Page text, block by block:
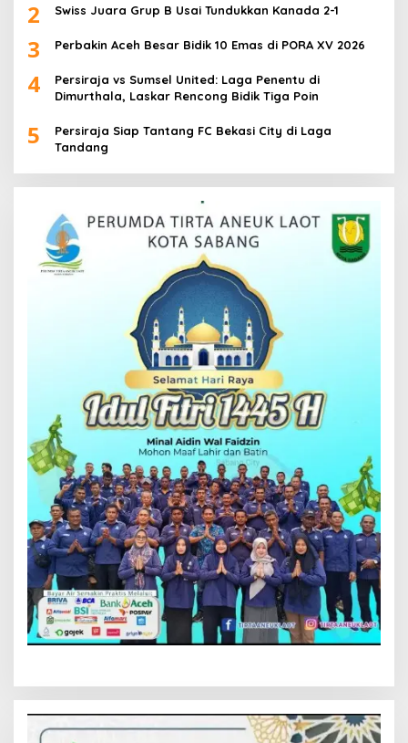
2 Swiss Juara Grup B Usai Tundukkan Kanada 2-1
3 Perbakin Aceh Besar Bidik 10 Emas di PORA XV 2026
4
Persiraja vs Sumsel United: Laga Penentu di
Dimurthala, Laskar Rencong Bidik Tiga Poin
5
Persiraja Siap Tantang FC Bekasi City di Laga
Tandang